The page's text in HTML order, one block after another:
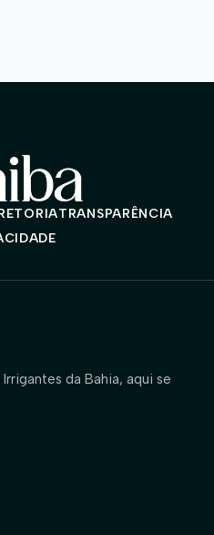
TRANSPARÊNCIA
da Bahia, aqui se